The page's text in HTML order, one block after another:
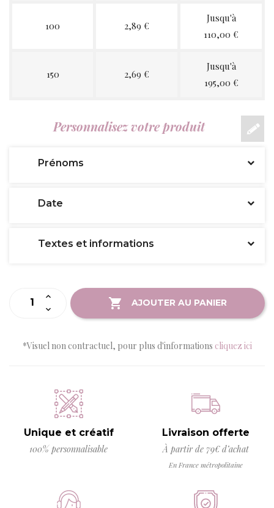
100 2,89 €
Jusqu'à
110,00 €
150 2,69 €
Jusqu'à
195,00 €
Personnalisez votre produit
Prénoms
Date
Textes et informations
AJOUTER AU PANIER
*Visuel non contractuel, pour plus d'informations cliquez ici
Unique et créatif
100% personnalisable
Livraison offerte
À partir de 79€ d’achat
En France métropolitaine